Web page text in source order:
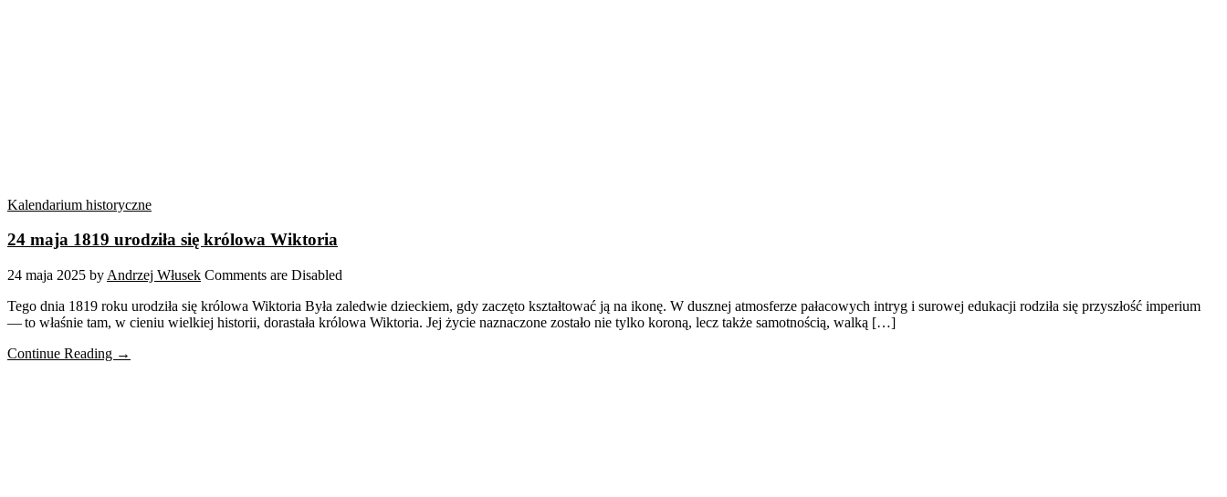
Kalendarium historyczne
24 maja 1819 urodziła się królowa Wiktoria
24 maja 2025 by Andrzej Włusek Comments are Disabled
Tego dnia 1819 roku urodziła się królowa Wiktoria Była zaledwie dzieckiem, gdy zaczęto kształtować ją na ikonę. W dusznej atmosferze pałacowych intryg i surowej edukacji rodziła się przyszłość imperium
— to właśnie tam, w cieniu wielkiej historii, dorastała królowa Wiktoria. Jej życie naznaczone zostało nie tylko koroną, lecz także samotnością, walką […]
Continue Reading →